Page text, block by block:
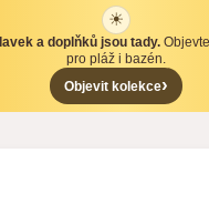
☀
a doplňků jsou tady.
pro pláž i bazén.
Objevit kolekce›